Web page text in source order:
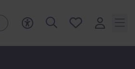
Mes offres, 0
sauvegardées